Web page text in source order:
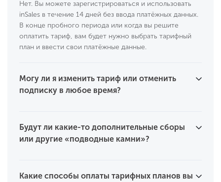
Нет. Вы можете зарегистрироваться и использовать
inSales в течение 14 дней без ввода платёжных данных.
В конце пробного периода или когда вы решите
оплатить тариф, вам будет нужно выбрать тарифный
план и ввести свои платёжные данные.
Могу ли я изменить тариф или отменить
подписку в любое время?
Будут ли какие-то дополнительные сборы
или другие «подводные камни»?
Какие способы оплаты тарифных планов вы